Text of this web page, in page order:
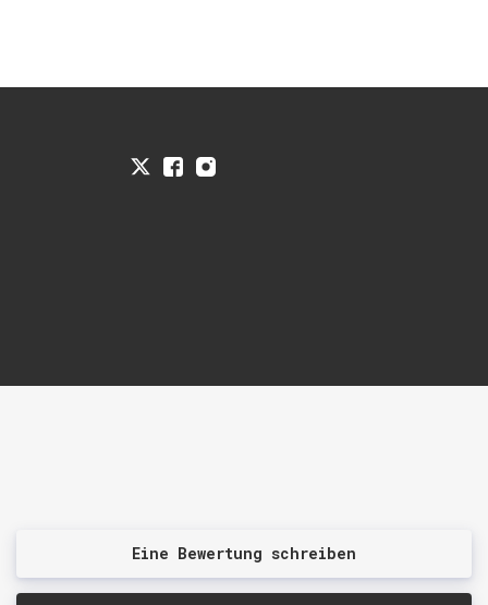
Eine Bewertung schreiben